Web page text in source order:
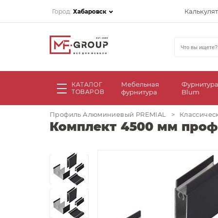
Город: Хабаровск
КАТАЛОГ
ТОВАРОВ
Мебельная
фурнитура
Фурнитура
Blum
Профиль Алюминиевый PREMIAL >
Комплект 4500 мм